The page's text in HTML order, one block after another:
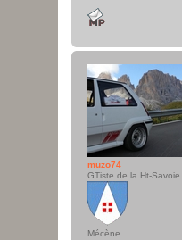
muzo74
GTiste de la Ht-Savoie
Mécène